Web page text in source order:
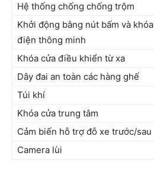
Hệ thống chống chống trộm
Khởi động bằng nút bấm và khóa
điện thông minh
Khóa cửa điều khiển từ xa
Dây đai an toàn các hàng ghế
Túi khí
Khóa cửa trung tâm
Cảm biến hỗ trợ đỗ xe trước/sau
Camera lùi